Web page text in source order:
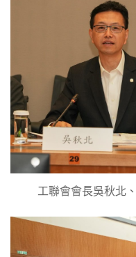
工聯會會長吳秋北